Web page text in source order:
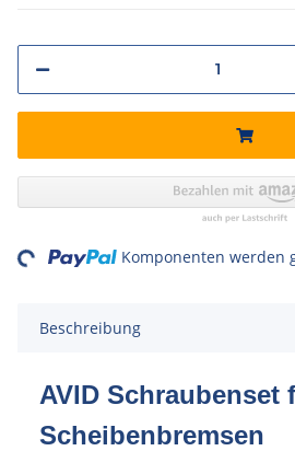
Komponenten werden
Beschreibung
AVID Schraubenset
Scheibenbremsen